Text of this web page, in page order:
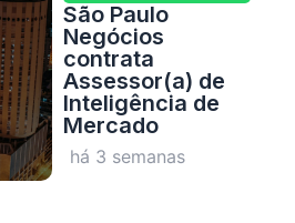
São Paulo
Negócios
contrata
Assessor(a) de
Inteligência de
Mercado
há 3 semanas